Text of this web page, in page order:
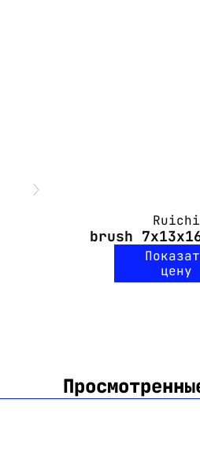
Ruichi
brush
цену